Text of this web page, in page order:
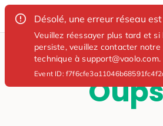
Désolé, une erreur réseau
Veuillez réessayer plus tard et si
persiste, veuillez contacter notre
technique à support@vaolo.com.
Event ID: